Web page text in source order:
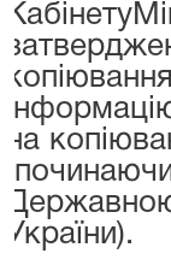
на
України).